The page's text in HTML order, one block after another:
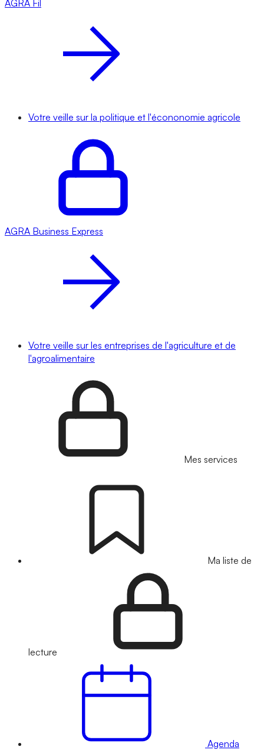
AGRA Fil
Votre veille sur la politique et l'écononomie agricole
AGRA Business Express
Votre veille sur les entreprises de l'agriculture et de
l'agroalimentaire
Mes services
Ma liste de
lecture
Agenda